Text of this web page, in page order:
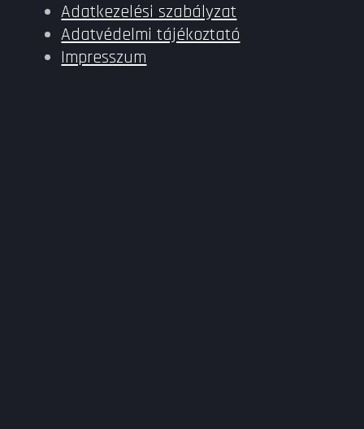
Adatkezelési szabályzat
Adatvédelmi tájékoztató
Impresszum